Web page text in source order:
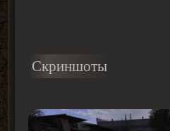
Скриншоты